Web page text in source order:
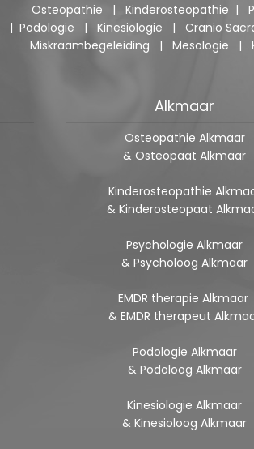
Osteopathie | Kinderosteopathie |
| Podologie | Kinesiologie | Cranio
Miskraambegeleiding | Mesologie |
Alkmaar
Osteopathie Alkmaar
& Osteopaat Alkmaar
Kinderosteopathie
& Kinderosteopaat
Psychologie Alkmaar
& Psycholoog Alkmaar
EMDR therapie Alkmaar
& EMDR therapeut
Podologie Alkmaar
& Podoloog Alkmaar
Kinesiologie Alkmaar
& Kinesioloog Alkmaar